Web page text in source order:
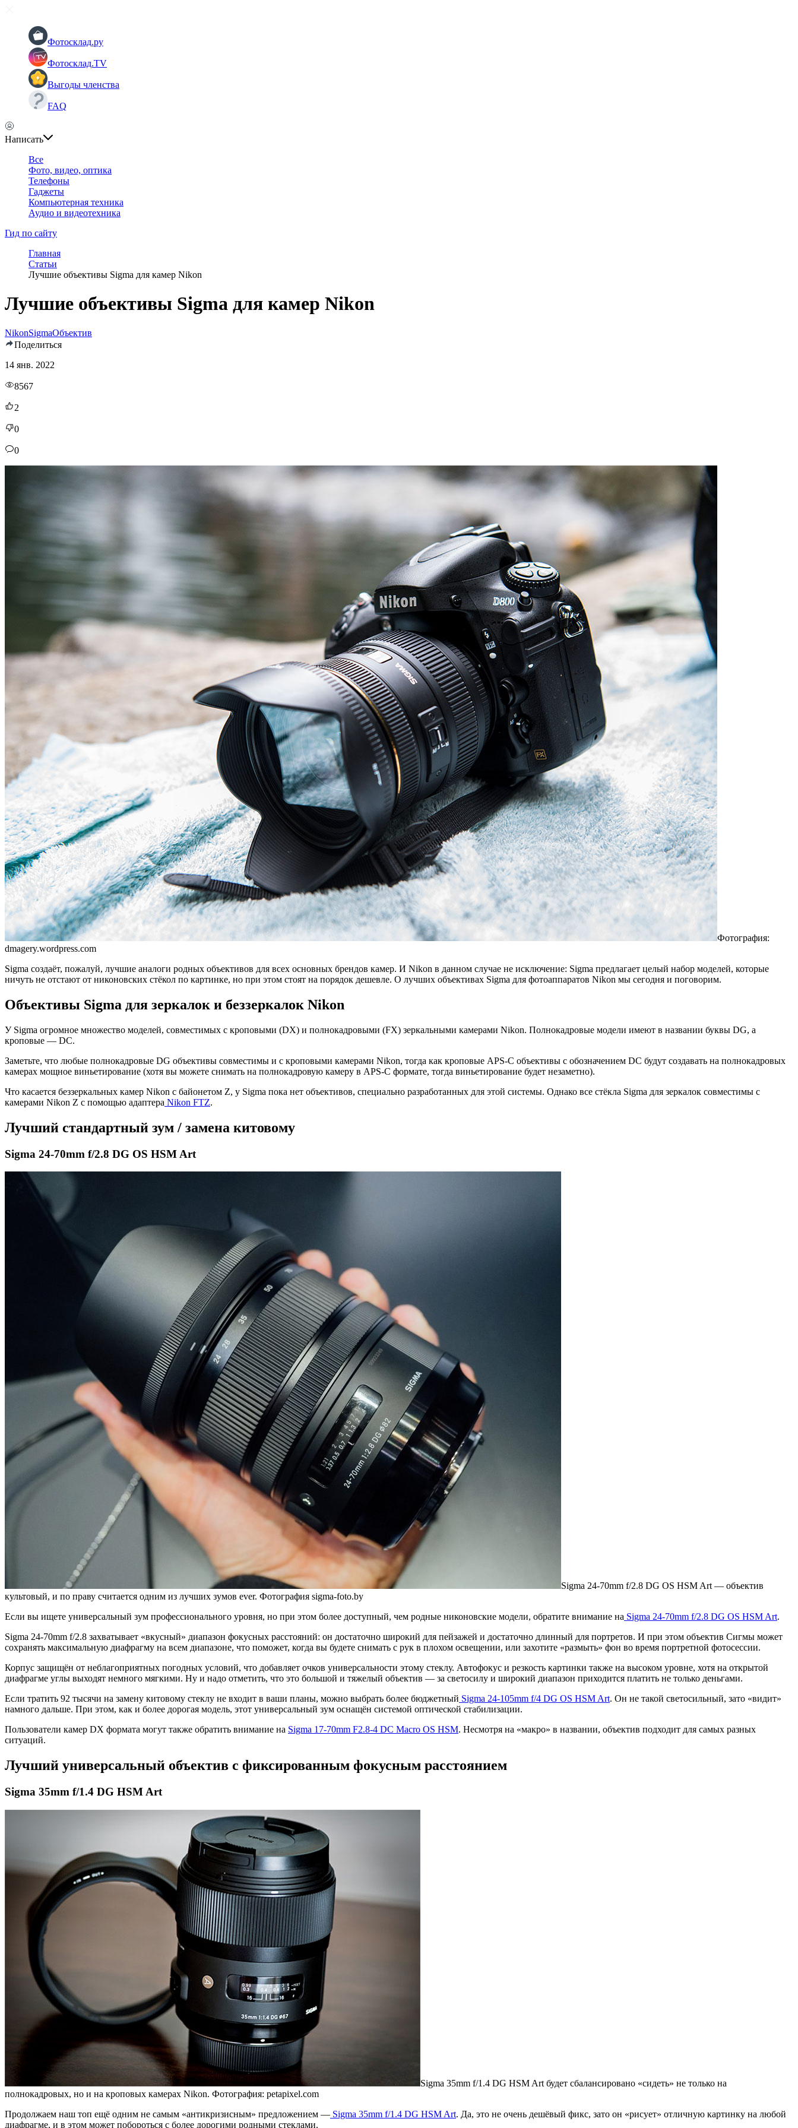
Фотосклад.ру
Фотосклад.TV
Выгоды членства
FAQ
Написать
Все
Фото, видео, оптика
Телефоны
Гаджеты
Компьютерная техника
Аудио и видеотехника
Гид по сайту
Главная
Статьи
Лучшие объективы Sigma для камер Nikon
Лучшие объективы Sigma для камер Nikon
NikonSigmaОбъектив
Поделиться
14 янв. 2022
8567
2
0
0
Фотография:
dmagery.wordpress.com
Sigma создаёт, пожалуй, лучшие аналоги родных объективов для всех основных брендов камер. И Nikon в данном случае не исключение: Sigma предлагает целый набор моделей, которые
ничуть не отстают от никоновских стёкол по картинке, но при этом стоят на порядок дешевле. О лучших объективах Sigma для фотоаппаратов Nikon мы сегодня и поговорим.
Объективы Sigma для зеркалок и беззеркалок Nikon
У Sigma огромное множество моделей, совместимых с кроповыми (DX) и полнокадровыми (FX) зеркальными камерами Nikon. Полнокадровые модели имеют в названии буквы DG, а
кроповые — DC.
Заметьте, что любые полнокадровые DG объективы совместимы и с кроповыми камерами Nikon, тогда как кроповые APS-C объективы с обозначением DC будут создавать на полнокадровых
камерах мощное виньетирование (хотя вы можете снимать на полнокадровую камеру в APS-C формате, тогда виньетирование будет незаметно).
Что касается беззеркальных камер Nikon с байонетом Z, у Sigma пока нет объективов, специально разработанных для этой системы. Однако все стёкла Sigma для зеркалок совместимы с
камерами Nikon Z с помощью адаптера Nikon FTZ.
Лучший стандартный зум / замена китовому
Sigma 24-70mm f/2.8 DG OS HSM Art
Sigma 24-70mm f/2.8 DG OS HSM Art — объектив
культовый, и по праву считается одним из лучших зумов ever. Фотография sigma-foto.by
Если вы ищете универсальный зум профессионального уровня, но при этом более доступный, чем родные никоновские модели, обратите внимание на Sigma 24-70mm f/2.8 DG OS HSM Art.
Sigma 24-70mm f/2.8 захватывает «вкусный» диапазон фокусных расстояний: он достаточно широкий для пейзажей и достаточно длинный для портретов. И при этом объектив Сигмы может
сохранять максимальную диафрагму на всем диапазоне, что поможет, когда вы будете снимать с рук в плохом освещении, или захотите «размыть» фон во время портретной фотосессии.
Корпус защищён от неблагоприятных погодных условий, что добавляет очков универсальности этому стеклу. Автофокус и резкость картинки также на высоком уровне, хотя на открытой
диафрагме углы выходят немного мягкими. Ну и надо отметить, что это большой и тяжелый объектив — за светосилу и широкий диапазон приходится платить не только деньгами.
Если тратить 92 тысячи на замену китовому стеклу не входит в ваши планы, можно выбрать более бюджетный Sigma 24-105mm f/4 DG OS HSM Art. Он не такой светосильный, зато «видит»
намного дальше. При этом, как и более дорогая модель, этот универсальный зум оснащён системой оптической стабилизации.
Пользователи камер DX формата могут также обратить внимание на Sigma 17-70mm F2.8-4 DC Macro OS HSM. Несмотря на «макро» в названии, объектив подходит для самых разных
ситуаций.
Лучший универсальный объектив с фиксированным фокусным расстоянием
Sigma 35mm f/1.4 DG HSM Art
Sigma 35mm f/1.4 DG HSM Art будет сбалансировано «сидеть» не только на
полнокадровых, но и на кроповых камерах Nikon. Фотография: petapixel.com
Продолжаем наш топ ещё одним не самым «антикризисным» предложением — Sigma 35mm f/1.4 DG HSM Art. Да, это не очень дешёвый фикс, зато он «рисует» отличную картинку на любой
диафрагме, и в этом может побороться с более дорогими родными стеклами.